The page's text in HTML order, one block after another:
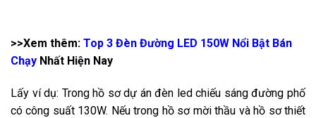
>>Xem thêm: Top 3 Đèn Đường LED 150W Nổi Bật Bán
Chạy Nhất Hiện Nay
Lấy ví dụ: Trong hồ sơ dự án đèn led chiếu sáng đường phố
có công suất 130W. Nếu trong hồ sơ mời thầu và hồ sơ thiết